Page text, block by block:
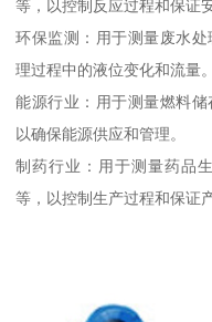
等，以控制反应过程和保证
环保监测：用于测量废水
理过程中的液位变化和流量。
能源行业：用于测量燃料储
以确保能源供应和管理。
制药行业：用于测量药品
等，以控制生产过程和保证